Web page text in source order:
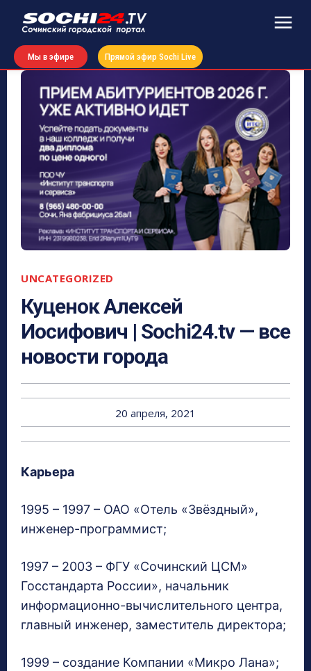
Мы в эфире Прямой эфир Sochi Live
UNCATEGORIZED
Куценок Алексей
Иосифович | Sochi24.tv — все
новости города
20 апреля, 2021
Карьера
1995 – 1997 – ОАО «Отель «Звёздный»,
инженер-программист;
1997 – 2003 – ФГУ «Сочинский ЦСМ»
Госстандарта России», начальник
информационно-вычислительного центра,
главный инженер, заместитель директора;
1999 – создание Компании «Микро Лана»;